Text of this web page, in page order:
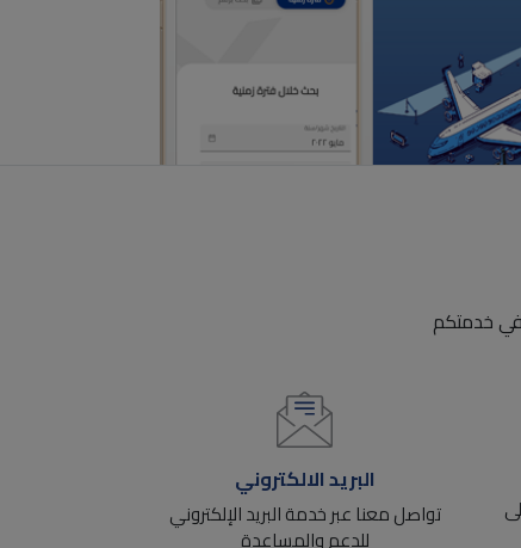
في خدمتكم
البريد الالكتروني
تواصل معنا عبر خدمة البريد الإلكتروني
للدعم والمساعدة